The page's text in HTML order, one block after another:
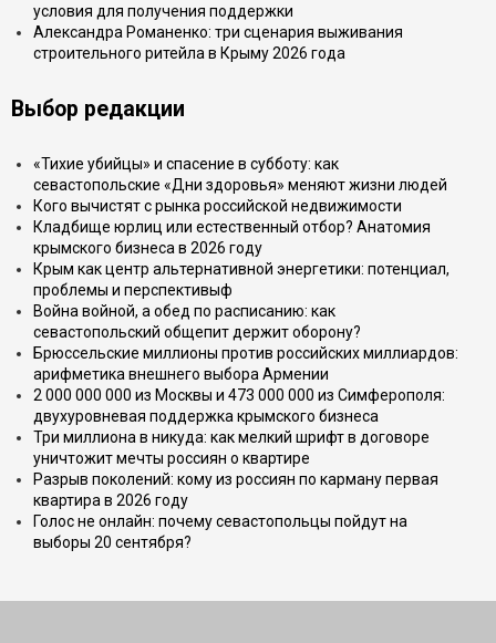
условия для получения поддержки
Александра Романенко: три сценария выживания
строительного ритейла в Крыму 2026 года
Выбор редакции
«Тихие убийцы» и спасение в субботу: как
севастопольские «Дни здоровья» меняют жизни людей
Кого вычистят с рынка российской недвижимости
Кладбище юрлиц или естественный отбор? Анатомия
крымского бизнеса в 2026 году
Крым как центр альтернативной энергетики: потенциал,
проблемы и перспективыф
Война войной, а обед по расписанию: как
севастопольский общепит держит оборону?
Брюссельские миллионы против российских миллиардов:
арифметика внешнего выбора Армении
2 000 000 000 из Москвы и 473 000 000 из Симферополя:
двухуровневая поддержка крымского бизнеса
Три миллиона в никуда: как мелкий шрифт в договоре
уничтожит мечты россиян о квартире
Разрыв поколений: кому из россиян по карману первая
квартира в 2026 году
Голос не онлайн: почему севастопольцы пойдут на
выборы 20 сентября?